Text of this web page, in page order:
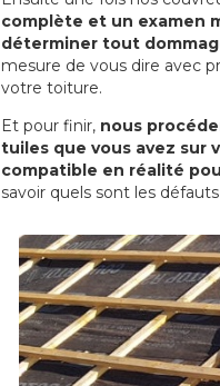
complète et un examen
déterminer tout
mesure de vous dire avec
votre toiture.
Et pour finir, nous
tuiles que vous avez sur
compatible en réalité
savoir quels sont les